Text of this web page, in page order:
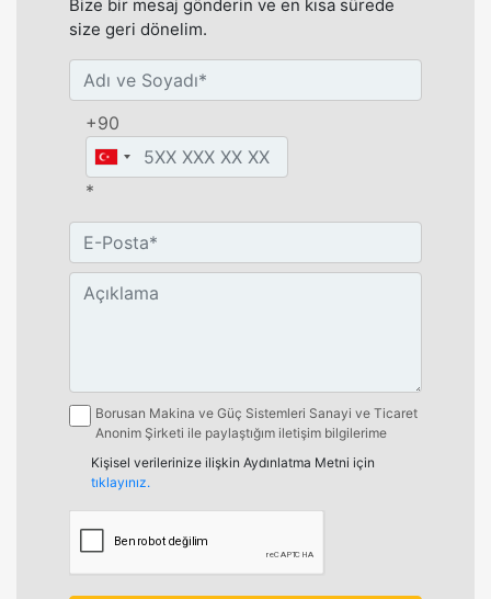
Bize bir mesaj gönderin ve en kısa sürede
size geri dönelim.
+90
*
Borusan Makina ve Güç Sistemleri Sanayi ve Ticaret
Anonim Şirketi ile paylaştığım iletişim bilgilerime
ve özel fırsatlar ile ilgili mesaj gönderilmesine izin
veriyorum.
Kişisel verilerinize ilişkin Aydınlatma Metni için
tıklayınız.